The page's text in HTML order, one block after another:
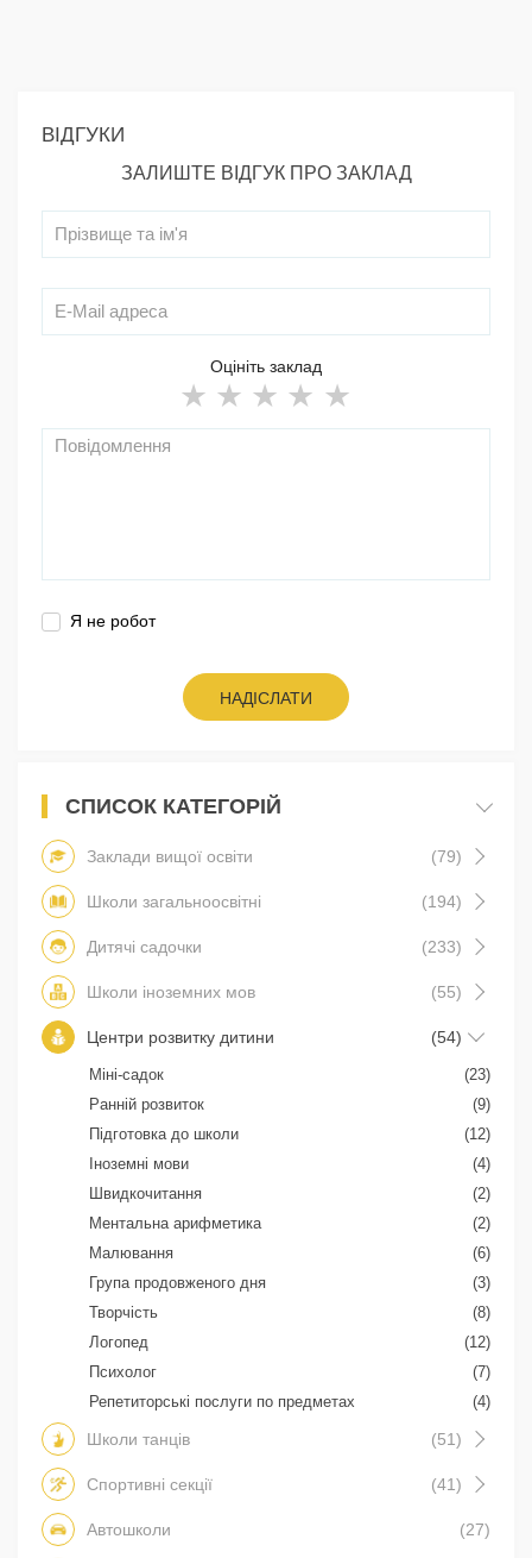
ВІДГУКИ
ЗАЛИШТЕ ВІДГУК ПРО ЗАКЛАД
Оцініть заклад
Я не робот
НАДІСЛАТИ
СПИСОК КАТЕГОРІЙ
Заклади вищої освіти (79)
Школи загальноосвітні (194)
Дитячі садочки (233)
Школи іноземних мов (55)
Центри розвитку дитини (54)
Міні-садок
(23)
Ранній розвиток
(9)
Підготовка до школи
(12)
Іноземні мови
(4)
Швидкочитання
(2)
Ментальна арифметика
(2)
Малювання
(6)
Група продовженого дня
(3)
Творчість
(8)
Логопед
(12)
Психолог
(7)
Репетиторські послуги по предметах
(4)
Школи танців (51)
Спортивні секції (41)
Автошколи (27)